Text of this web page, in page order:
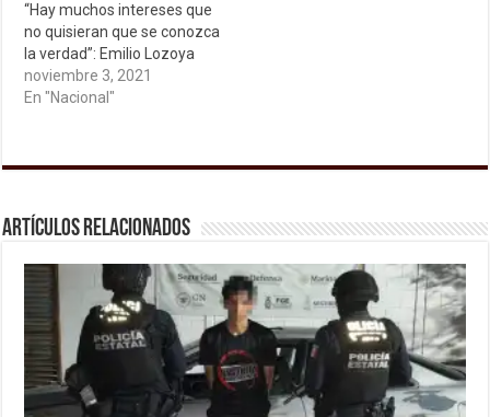
“Hay muchos intereses que
no quisieran que se conozca
la verdad”: Emilio Lozoya
noviembre 3, 2021
En "Nacional"
Artículos relacionados